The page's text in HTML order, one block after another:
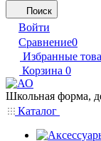
Поиск
Войти
Сравнение0
Избранные
Корзина 0
Школьная форма,
Каталог